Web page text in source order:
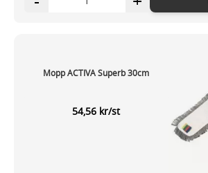
Mopp ACTIVA Superb 30cm
54,56 kr/st